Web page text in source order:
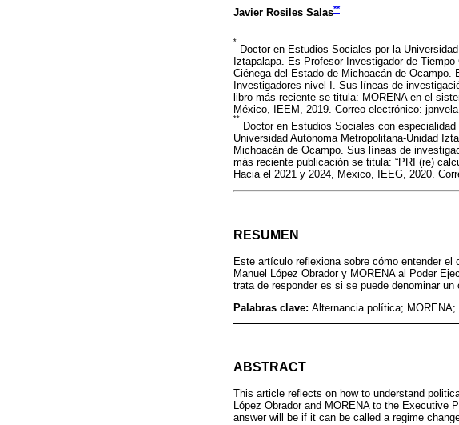
Javier Rosiles Salas**
*
Doctor en Estudios Sociales por la
Iztapalapa. Es Profesor Investigador de
Ciénega del Estado de Michoacán de Ocampo.
Investigadores nivel I. Sus líneas de
libro más reciente se titula: MORENA en el
México, IEEM, 2019. Correo electrónico:
**
Doctor en Estudios Sociales con
Universidad Autónoma Metropolitana-Unidad
Michoacán de Ocampo. Sus líneas de
más reciente publicación se titula: “PRI (re)
Hacia el 2021 y 2024, México, IEEG, 2020.
RESUMEN
Este artículo reflexiona sobre cómo entender
Manuel López Obrador y MORENA al Poder
trata de responder es si se puede denominar
Palabras clave: Alternancia política;
ABSTRACT
This article reflects on how to understand
López Obrador and MORENA to the Executive
answer will be if it can be called a regime